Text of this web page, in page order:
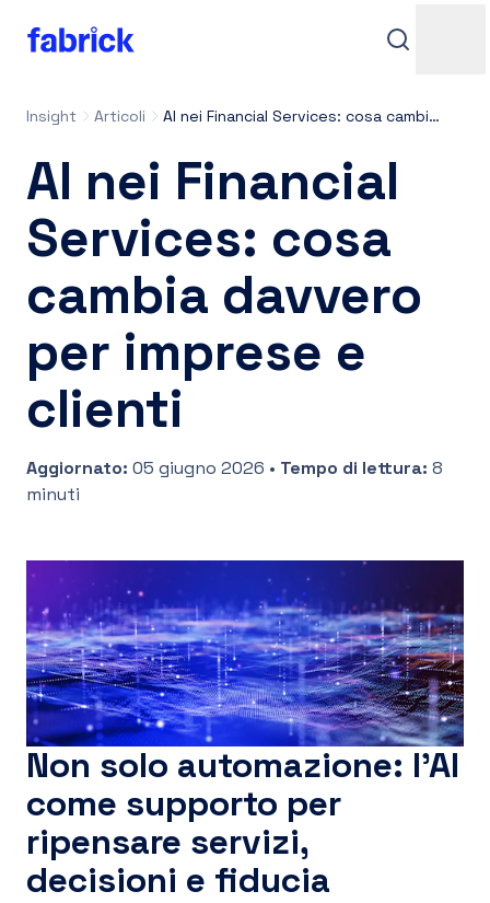
Assistenza
Contatti
Accedi
Insight Articoli AI nei Financial Services: cosa cambia davvero per imprese e clienti
AI nei Financial
Services: cosa
cambia davvero
per imprese e
clienti
Aggiornato: 05 giugno 2026 • Tempo di lettura: 8
minuti
Non solo automazione: l’AI
come supporto per
ripensare servizi,
decisioni e fiducia